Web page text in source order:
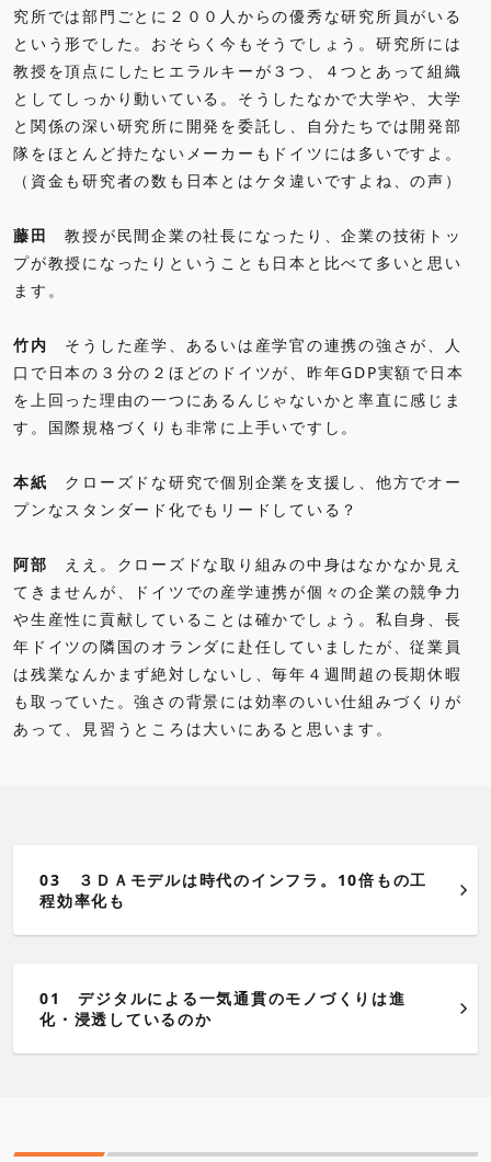
究所では部門ごとに２００人からの優秀な研究所員がいる
という形でした。おそらく今もそうでしょう。研究所には
教授を頂点にしたヒエラルキーが３つ、４つとあって組織
としてしっかり動いている。そうしたなかで大学や、大学
と関係の深い研究所に開発を委託し、自分たちでは開発部
隊をほとんど持たないメーカーもドイツには多いですよ。
（資金も研究者の数も日本とはケタ違いですよね、の声）
藤田
教授が民間企業の社長になったり、企業の技術トッ
プが教授になったりということも日本と比べて多いと思い
ます。
竹内 そうした産学、あるいは産学官の連携の強さが、人
口で日本の３分の２ほどのドイツが、昨年GDP実額で日本
を上回った理由の一つにあるんじゃないかと率直に感じま
す。国際規格づくりも非常に上手いですし。
本紙 クローズドな研究で個別企業を支援し、他方でオー
プンなスタンダード化でもリードしている？
阿部 ええ。クローズドな取り組みの中身はなかなか見え
てきませんが、ドイツでの産学連携が個々の企業の競争力
や生産性に貢献していることは確かでしょう。私自身、長
年ドイツの隣国のオランダに赴任していましたが、従業員
は残業なんかまず絶対しないし、毎年４週間超の長期休暇
も取っていた。強さの背景には効率のいい仕組みづくりが
あって、見習うところは大いにあると思います。
03 ３ＤＡモデルは時代のインフラ。10倍もの工
程効率化も
01 デジタルによる一気通貫のモノづくりは進
化・浸透しているのか